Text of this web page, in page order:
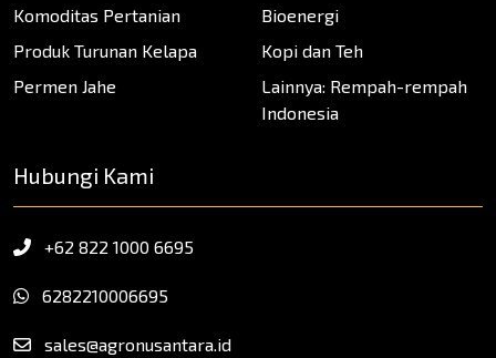
Komoditas Pertanian
Bioenergi
Produk Turunan Kelapa
Kopi dan Teh
Permen Jahe
Lainnya: Rempah-rempah
Indonesia
Hubungi Kami
+62 822 1000 6695
6282210006695
sales@agronusantara.id